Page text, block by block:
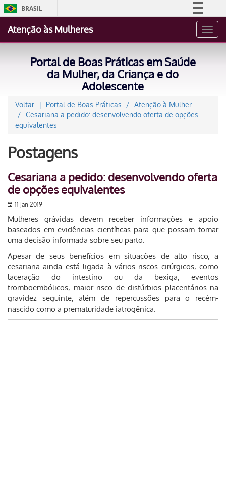
BRASIL
Acesso à informação
Canais
Atenção às Mulheres
Portal de Boas Práticas em Saúde
da Mulher, da Criança e do
Adolescente
Voltar Portal de Boas Práticas
Atenção à Mulher
Cesariana a pedido: desenvolvendo oferta de opções
equivalentes
Postagens
Cesariana a pedido: desenvolvendo oferta
de opções equivalentes
11 jan 2019
Mulheres grávidas devem receber informações e apoio
baseados em evidências científicas para que possam tomar
uma decisão informada sobre seu parto.
Apesar de seus benefícios em situações de alto risco, a
cesariana ainda está ligada à vários riscos cirúrgicos, como
laceração do intestino ou da bexiga, eventos
tromboembólicos, maior risco de distúrbios placentários na
gravidez seguinte, além de repercussões para o recém-
nascido como a prematuridade iatrogênica.